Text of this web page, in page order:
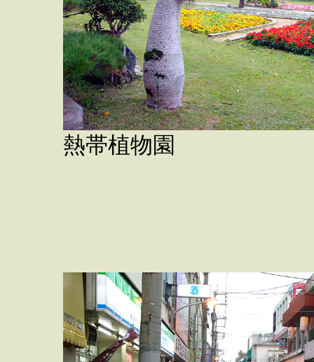
熱帯植物園